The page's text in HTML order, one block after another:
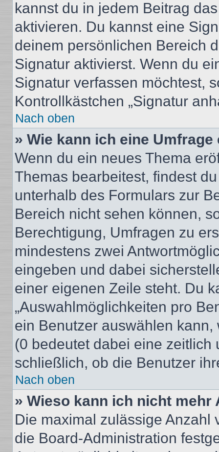
kannst du in jedem Beitrag
aktivieren. Du kannst eine
deinem persönlichen Bereich
Signatur aktivierst. Wenn du
Signatur verfassen möchtest,
Kontrollkästchen „Signatur
Nach oben
» Wie kann ich eine
Wenn du ein neues Thema
Themas bearbeitest, findest
unterhalb des Formulars zur
Bereich nicht sehen können,
Berechtigung, Umfragen zu
mindestens zwei
eingeben und dabei
einer eigenen Zeile steht. Du
„Auswahlmöglichkeiten pro
ein Benutzer auswählen
(0 bedeutet dabei eine
schließlich, ob die Benutzer
Nach oben
» Wieso kann ich nicht
Die maximal zulässige Anzahl
die Board-Administration